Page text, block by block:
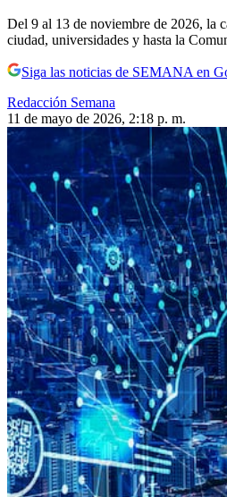
Del 9 al 13 de noviembre de 2026, la
ciudad, universidades y hasta la
Siga las noticias de SEMANA en
Redacción Semana
11 de mayo de 2026, 2:18 p. m.